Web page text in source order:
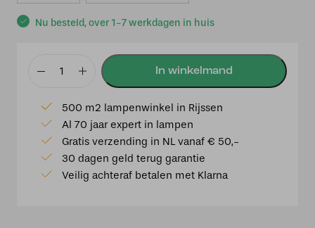
Nu besteld, over 1-7 werkdagen in huis
Vloerlamp
cm
NANNO
hout
mat
grijs-
500 m2 lampenwinkel in Rijssen
Al 70 jaar expert in lampen
Gratis verzending in NL vanaf € 50,-
30 dagen geld terug garantie
Veilig achteraf betalen met Klarna